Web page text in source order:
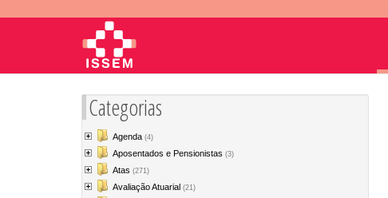
Categorias
Agenda (4)
Aposentados e Pensionistas (3)
Atas (271)
Avaliação Atuarial (21)